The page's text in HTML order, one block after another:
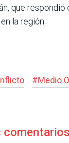
que respondió
la región.
#Medio